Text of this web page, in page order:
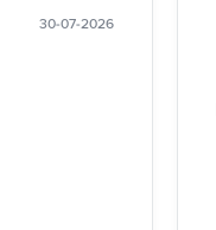
30-07-2026